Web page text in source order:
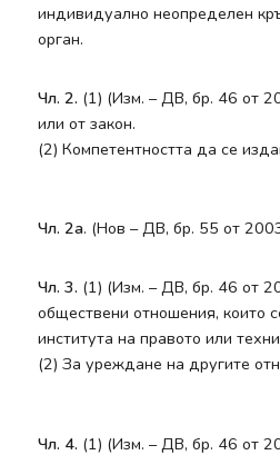
индивидуално неопределен
орган.
Чл. 2. (1) (Изм. – ДВ, бр. 46 от
или от закон.
(2) Компетентността да се
Чл. 2а. (Нов – ДВ, бр. 55 от
Чл. 3. (1) (Изм. – ДВ, бр. 46 от
обществени отношения, които
института на правото или
(2) За уреждане на другите
Чл. 4. (1) (Изм. – ДВ, бр. 46 от